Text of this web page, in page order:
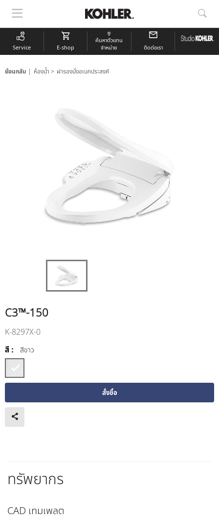
แสดง
การนำ
ทาง
แส
การ
ค้นห
Service E-shop
ค้นหาตัวแทน
จำหน่าย
ติดต่อเรา
ย้อนกลับ ห้องน้ำ ฝารองนั่งอเนกประสงค์
C3™-150
K-8297X-0
สี : สีขาว
สั่งซื้อ
ทรัพยากร
CAD เทมเพลต